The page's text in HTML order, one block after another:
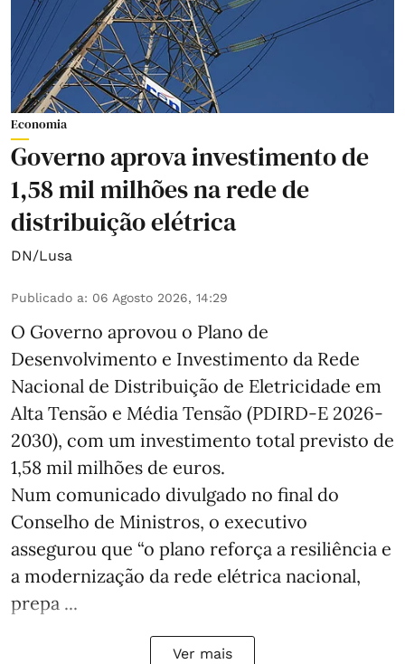
Economia
Governo aprova investimento de
1,58 mil milhões na rede de
distribuição elétrica
DN/Lusa
Publicado a: 06 Agosto 2026, 14:29
O Governo aprovou o Plano de
Desenvolvimento e Investimento da Rede
Nacional de Distribuição de Eletricidade em
Alta Tensão e Média Tensão (PDIRD-E 2026-
2030), com um investimento total previsto de
1,58 mil milhões de euros.
Num comunicado divulgado no final do
Conselho de Ministros, o executivo
assegurou que “o plano reforça a resiliência e
a modernização da rede elétrica nacional,
prepa ...
Ver mais